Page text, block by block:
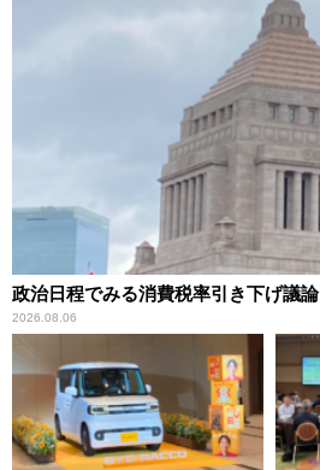
政治日程でみる消費税率引き下げ議論
2026.08.06